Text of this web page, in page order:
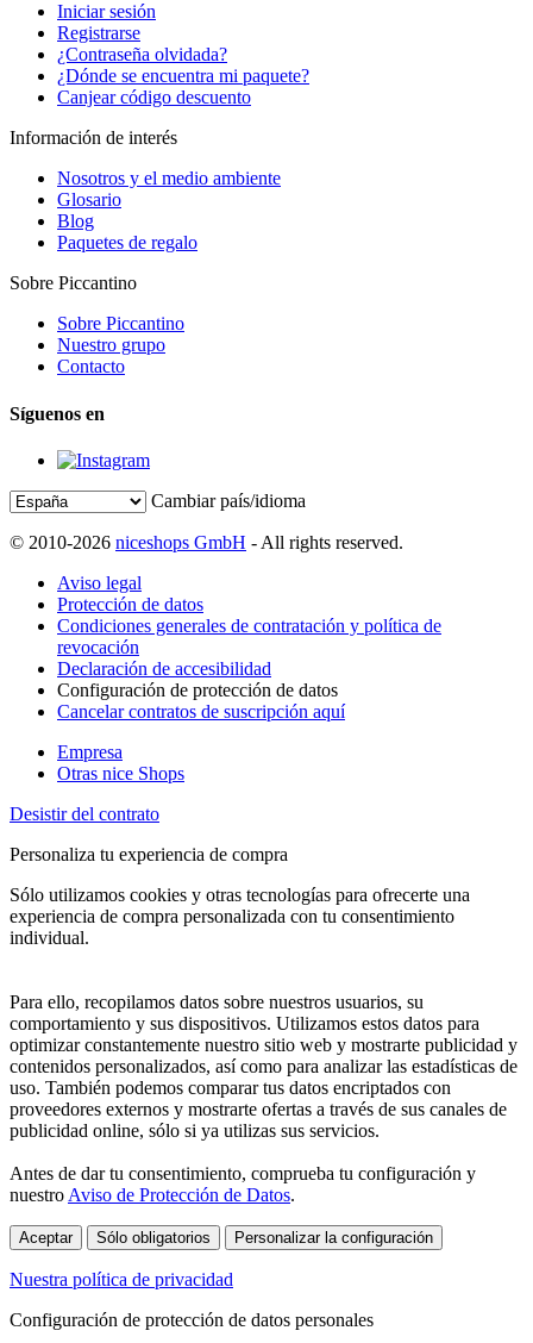
Iniciar sesión
Registrarse
¿Contraseña olvidada?
¿Dónde se encuentra mi paquete?
Canjear código descuento
Información de interés
Nosotros y el medio ambiente
Glosario
Blog
Paquetes de regalo
Sobre Piccantino
Sobre Piccantino
Nuestro grupo
Contacto
Síguenos en
Cambiar país/idioma
© 2010-2026 niceshops GmbH - All rights reserved.
Aviso legal
Protección de datos
Condiciones generales de contratación y política de
revocación
Declaración de accesibilidad
Configuración de protección de datos
Cancelar contratos de suscripción aquí
Empresa
Otras nice Shops
Desistir del contrato
Personaliza tu experiencia de compra
Sólo utilizamos cookies y otras tecnologías para ofrecerte una
experiencia de compra personalizada con tu consentimiento
individual.
Para ello, recopilamos datos sobre nuestros usuarios, su
comportamiento y sus dispositivos. Utilizamos estos datos para
optimizar constantemente nuestro sitio web y mostrarte publicidad y
contenidos personalizados, así como para analizar las estadísticas de
uso. También podemos comparar tus datos encriptados con
proveedores externos y mostrarte ofertas a través de sus canales de
publicidad online, sólo si ya utilizas sus servicios.
Antes de dar tu consentimiento, comprueba tu configuración y
nuestro Aviso de Protección de Datos.
Aceptar Sólo obligatorios Personalizar la configuración
Nuestra política de privacidad
Configuración de protección de datos personales